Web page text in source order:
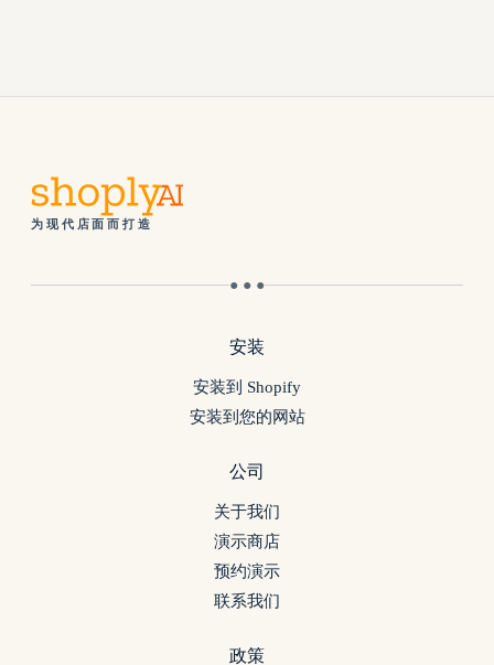
为现代店面而打造
● ● ●
安装
安装到 Shopify
安装到您的网站
公司
关于我们
演示商店
预约演示
联系我们
政策